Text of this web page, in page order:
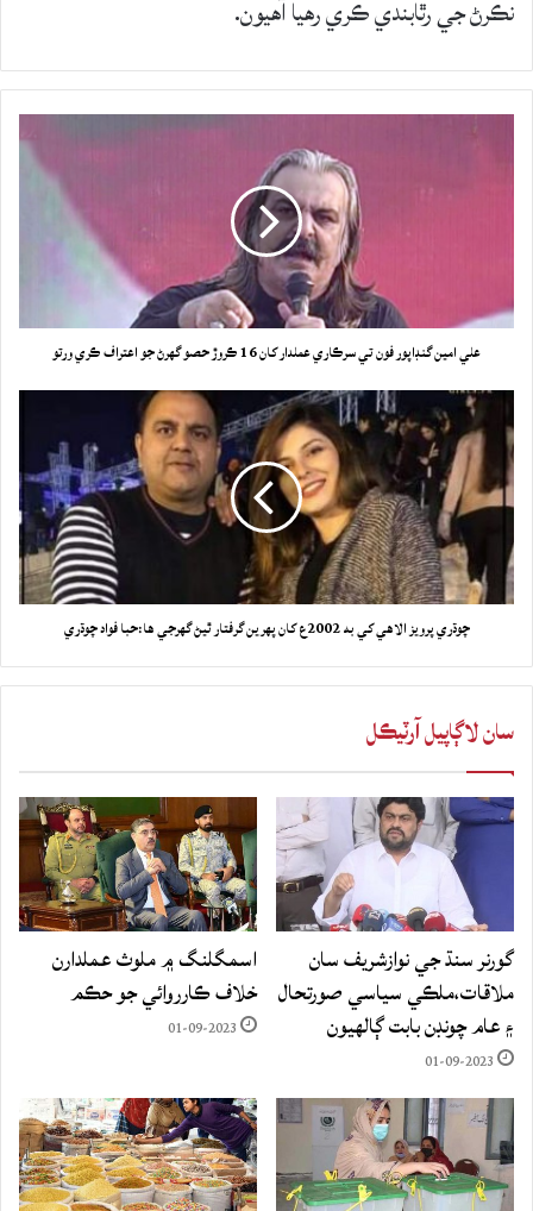
نڪرڻ جي رٿابندي ڪري رهيا آهيون.
علي امين گنڊاپور فون تي سرڪاري عملدار کان 16 ڪروڙ حصو گهرڻ جو اعتراف ڪري ورتو
چوڌري پرويز الاهي کي به 2002ع کان پهرين گرفتار ٿيڻ گهرجي ها:حبا فواد چوڌري
سان لاڳاپيل آرٽيڪل
گورنر سنڌ جي نوازشريف سان
ملاقات،ملڪي سياسي صورتحال
۽ عام چونڊن بابت ڳالهيون
01-09-2023
اسمگلنگ ۾ ملوث عملدارن
خلاف ڪارروائي جو حڪم
01-09-2023